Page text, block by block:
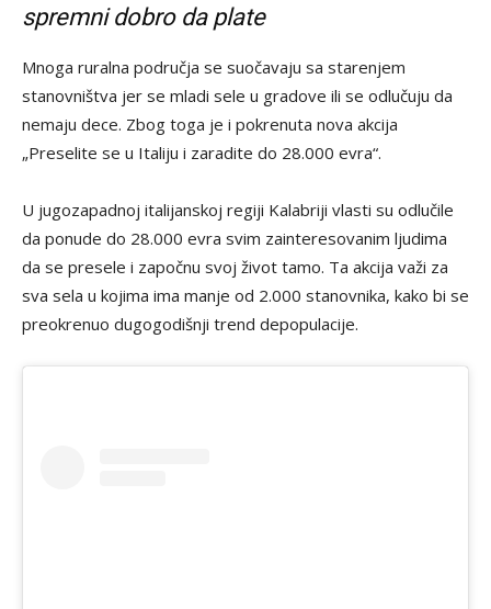
spremni dobro da plate
Mnoga ruralna područja se suočavaju sa starenjem
stanovništva jer se mladi sele u gradove ili se odlučuju da
nemaju dece. Zbog toga je i pokrenuta nova akcija
„Preselite se u Italiju i zaradite do 28.000 evra“.
U jugozapadnoj italijanskoj regiji Kalabriji vlasti su odlučile
da ponude do 28.000 evra svim zainteresovanim ljudima
da se presele i započnu svoj život tamo. Ta akcija važi za
sva sela u kojima ima manje od 2.000 stanovnika, kako bi se
preokrenuo dugogodišnji trend depopulacije.